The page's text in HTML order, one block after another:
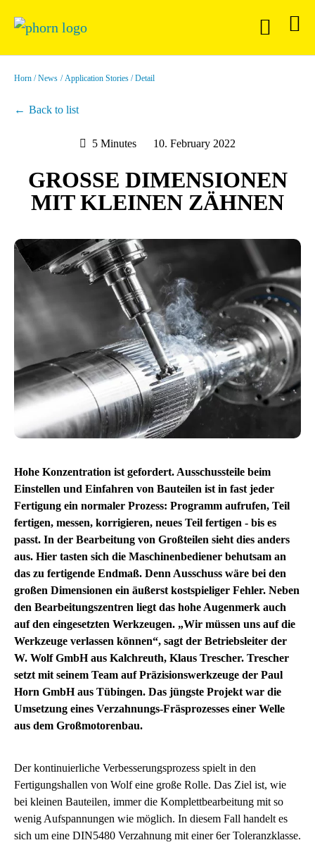
Horn News Application Stories Detail
Back to list
5 Minutes 10. February 2022
GROSSE DIMENSIONEN M
IT KLEINEN ZÄHNEN
Hohe Konzentration ist gefordert. Ausschussteile beim
Einstellen und Einfahren von Bauteilen ist in fast jeder
Fertigung ein normaler Prozess: Programm aufrufen, Teil
fertigen, messen, korrigieren, neues Teil fertigen - bis es
passt. In der Bearbeitung von Großteilen sieht dies anders
aus. Hier tasten sich die Maschinenbediener behutsam an
das zu fertigende Endmaß. Denn Ausschuss wäre bei den
großen Dimensionen ein äußerst kostspieliger Fehler. Neben
den Bearbeitungszentren liegt das hohe Augenmerk auch
auf den eingesetzten Werkzeugen. „Wir müssen uns auf die
Werkzeuge verlassen können“, sagt der Betriebsleiter der
W. Wolf GmbH aus Kalchreuth, Klaus Trescher. Trescher
setzt mit seinem Team auf Präzisionswerkzeuge der Paul
Horn GmbH aus Tübingen. Das jüngste Projekt war die
Umsetzung eines Verzahnungs-Fräsprozesses einer Welle
aus dem Großmotorenbau.
Der kontinuierliche Verbesserungsprozess spielt in den
Fertigungshallen von Wolf eine große Rolle. Das Ziel ist, wie
bei kleinen Bauteilen, immer die Komplettbearbeitung mit so
wenig Aufspannungen wie möglich. In diesem Fall handelt es
sich um eine DIN5480 Verzahnung mit einer 6er Toleranzklasse.